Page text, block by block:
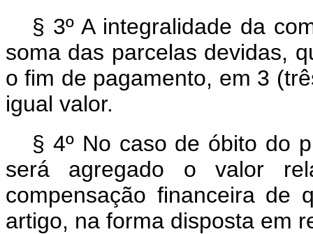
§ 3º A integralidade da
soma das parcelas devidas,
o fim de pagamento, em 3
igual valor.
§ 4º No caso de óbito do
será agregado o valor
compensação financeira
artigo, na forma disposta em